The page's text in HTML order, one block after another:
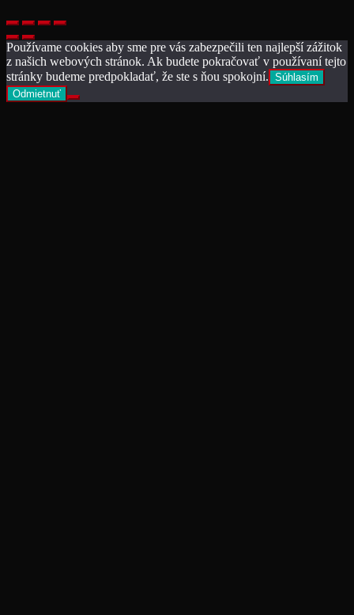
Používame cookies aby sme pre vás zabezpečili ten najlepší zážitok
z našich webových stránok. Ak budete pokračovať v používaní tejto
stránky budeme predpokladať, že ste s ňou spokojní. Súhlasím
Odmietnuť